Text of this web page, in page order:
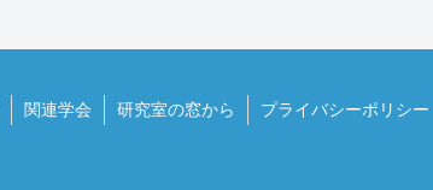
関連学会 研究室の窓から プライバシーポリシー